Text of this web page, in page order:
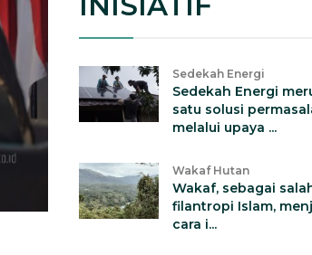
Sedekah Energi
Sedekah Energi
satu solusi
melalui upaya ...
Wakaf Hutan
Wakaf, sebagai
filantropi Islam,
cara i...